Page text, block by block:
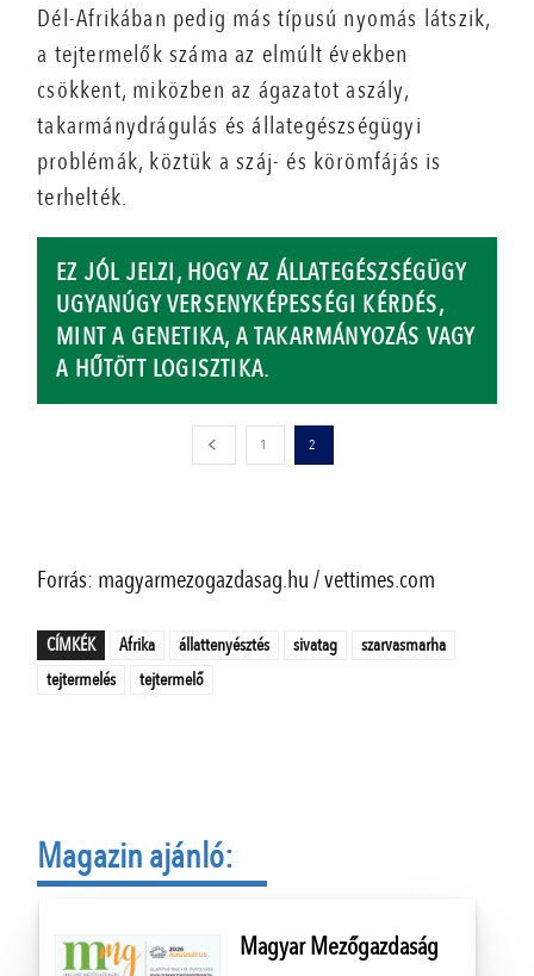
Dél-Afrikában pedig más típusú nyomás látszik,
a tejtermelők száma az elmúlt években
csökkent, miközben az ágazatot aszály,
takarmánydrágulás és állategészségügyi
problémák, köztük a száj- és körömfájás is
terhelték.
EZ JÓL JELZI, HOGY AZ ÁLLATEGÉSZSÉGÜGY
UGYANÚGY VERSENYKÉPESSÉGI KÉRDÉS,
MINT A GENETIKA, A TAKARMÁNYOZÁS VAGY
A HŰTÖTT LOGISZTIKA.
1 2
Forrás: magyarmezogazdasag.hu / vettimes.com
CÍMKÉK Afrika állattenyésztés sivatag
szarvasmarha
tejtermelés
tejtermelő
Magazin ajánló:
Magyar Mezőgazdaság